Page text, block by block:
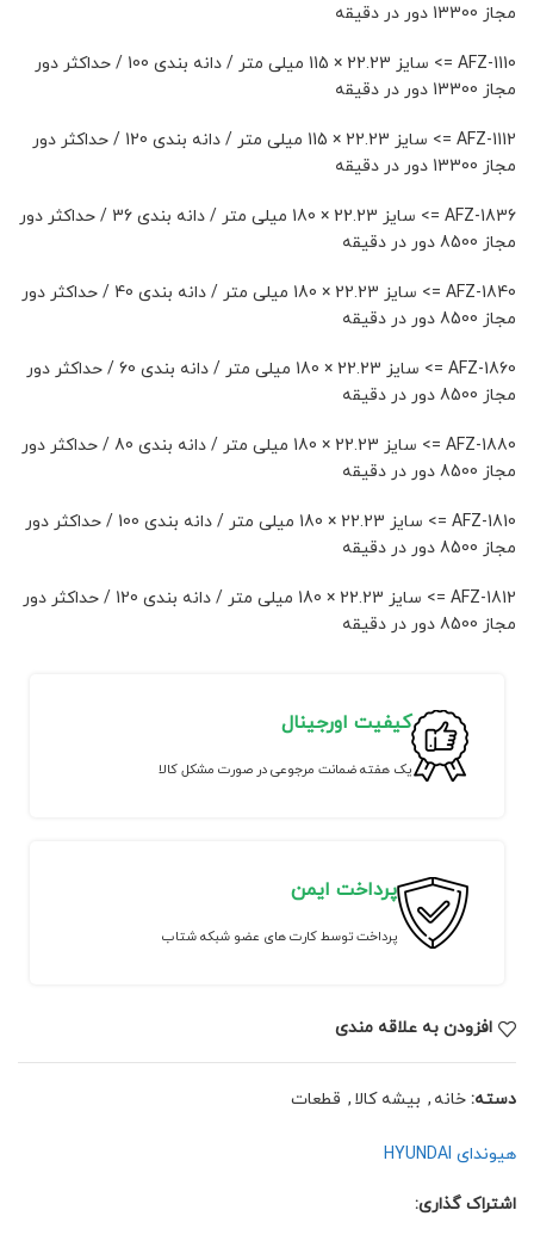
مجاز 13300 دور در دقیقه
AFZ-1110 => سایز 22.23 × 115 میلی متر / دانه بندی 100 / حداکثر دور
مجاز 13300 دور در دقیقه
AFZ-1112 => سایز 22.23 × 115 میلی متر / دانه بندی 120 / حداکثر دور
مجاز 13300 دور در دقیقه
AFZ-1836 => سایز 22.23 × 180 میلی متر / دانه بندی 36 / حداکثر دور
مجاز 8500 دور در دقیقه
AFZ-1840 => سایز 22.23 × 180 میلی متر / دانه بندی 40 / حداکثر دور
مجاز 8500 دور در دقیقه
AFZ-1860 => سایز 22.23 × 180 میلی متر / دانه بندی 60 / حداکثر دور
مجاز 8500 دور در دقیقه
AFZ-1880 => سایز 22.23 × 180 میلی متر / دانه بندی 80 / حداکثر دور
مجاز 8500 دور در دقیقه
AFZ-1810 => سایز 22.23 × 180 میلی متر / دانه بندی 100 / حداکثر دور
مجاز 8500 دور در دقیقه
AFZ-1812 => سایز 22.23 × 180 میلی متر / دانه بندی 120 / حداکثر دور
مجاز 8500 دور در دقیقه
کیفیت اورجینال
یک هفته ضمانت مرجوعی در صورت مشکل کالا
پرداخت ایمن
پرداخت توسط کارت های عضو شبکه شتاب
افزودن به علاقه مندی
دسته: خانه , بیشه کالا , قطعات
هیوندای HYUNDAI
اشتراک گذاری: